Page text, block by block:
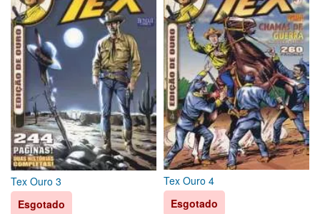
Tex Ouro 3
Esgotado
Tex Ouro 4
Esgotado